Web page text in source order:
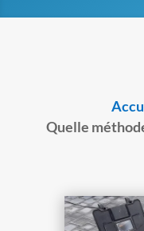
Quelle